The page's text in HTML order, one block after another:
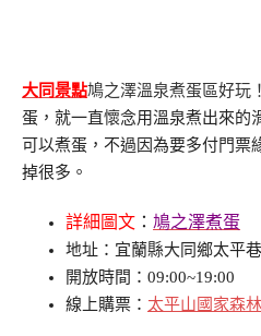
大同景點鳩之澤溫泉煮蛋區好玩！
蛋，就一直懷念用溫泉煮出來的
可以煮蛋，不過因為要多付門票
掉很多。
詳細圖文 ： 鳩之澤煮蛋
地址：宜蘭縣大同鄉太平
開放時間：09:00~19:00
線上購票： 太平山國家森